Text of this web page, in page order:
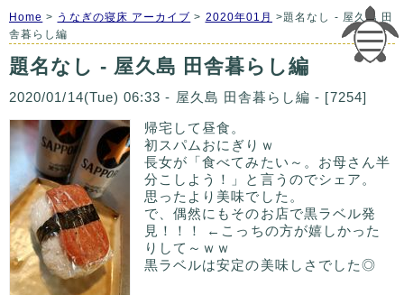
Home > うなぎの寝床 アーカイブ > 2020年01月 >題名なし - 屋久島 田
舎暮らし編
題名なし - 屋久島 田舎暮らし編
2020/01/14(Tue) 06:33 - 屋久島 田舎暮らし編 - [7254]
帰宅して昼食。
初スパムおにぎりｗ
長女が「食べてみたい～。お母さん半
分こしよう！」と言うのでシェア。
思ったより美味でした。
で、偶然にもそのお店で黒ラベル発
見！！！ ←こっちの方が嬉しかった
りして～ｗｗ
黒ラベルは安定の美味しさでした◎